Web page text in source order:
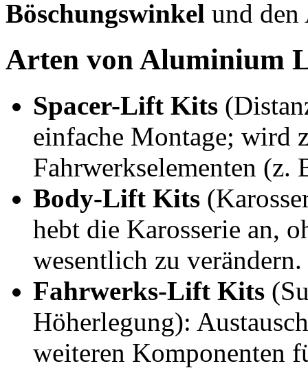
Böschungswinkel und den
Arten von Aluminium
Spacer-Lift Kits
einfache Montage; wird
Fahrwerkselementen (z.
Body-Lift Kits
hebt die Karosserie an,
wesentlich zu verändern.
Fahrwerks-Lift Kits
Höherlegung):
weiteren Komponenten